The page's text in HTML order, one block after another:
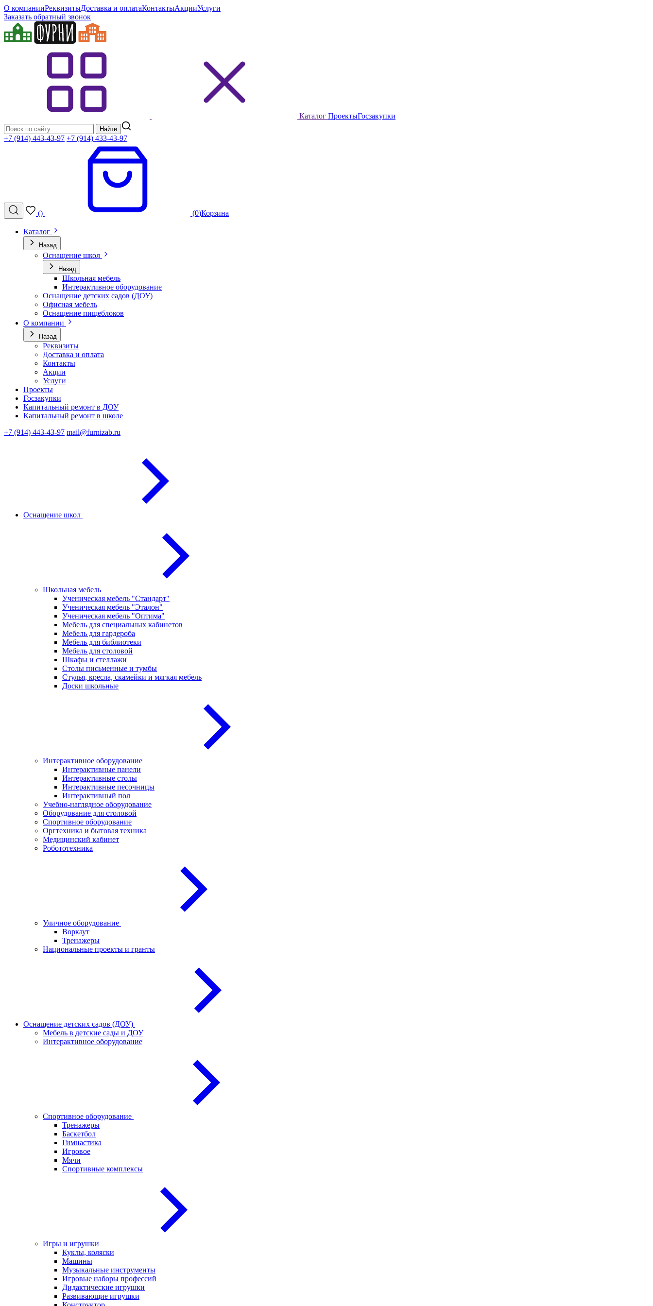
О компанииРеквизитыДоставка и оплатаКонтактыАкцииУслуги
Заказать обратный звонок
Каталог ПроектыГосзакупки
Найти
+7 (914) 443-43-97 +7 (914) 433-43-97
() (0)Корзина
Каталог
Назад
Оснащение школ
Назад
Школьная мебель
Интерактивное оборудование
Оснащение детских садов (ДОУ)
Офисная мебель
Оснащение пищеблоков
О компании
Назад
Реквизиты
Доставка и оплата
Контакты
Акции
Услуги
Проекты
Госзакупки
Капитальный ремонт в ДОУ
Капитальный ремонт в школе
+7 (914) 443-43-97 mail@furnizab.ru
Оснащение школ
Школьная мебель
Ученическая мебель "Стандарт"
Ученическая мебель "Эталон"
Ученическая мебель "Оптима"
Мебель для специальных кабинетов
Мебель для гардероба
Мебель для библиотеки
Мебель для столовой
Шкафы и стеллажи
Столы письменные и тумбы
Стулья, кресла, скамейки и мягкая мебель
Доски школьные
Интерактивное оборудование
Интерактивные панели
Интерактивные столы
Интерактивные песочницы
Интерактивный пол
Учебно-наглядное оборудование
Оборудование для столовой
Спортивное оборудование
Оргтехника и бытовая техника
Медицинский кабинет
Робототехника
Уличное оборудование
Воркаут
Тренажеры
Национальные проекты и гранты
Оснащение детских садов (ДОУ)
Мебель в детские сады и ДОУ
Интерактивное оборудование
Спортивное оборудование
Тренажеры
Баскетбол
Гимнастика
Игровое
Мячи
Спортивные комплексы
Игры и игрушки
Куклы, коляски
Машины
Музыкальные инструменты
Игровые наборы профессий
Дидактические игрушки
Развивающие игрушки